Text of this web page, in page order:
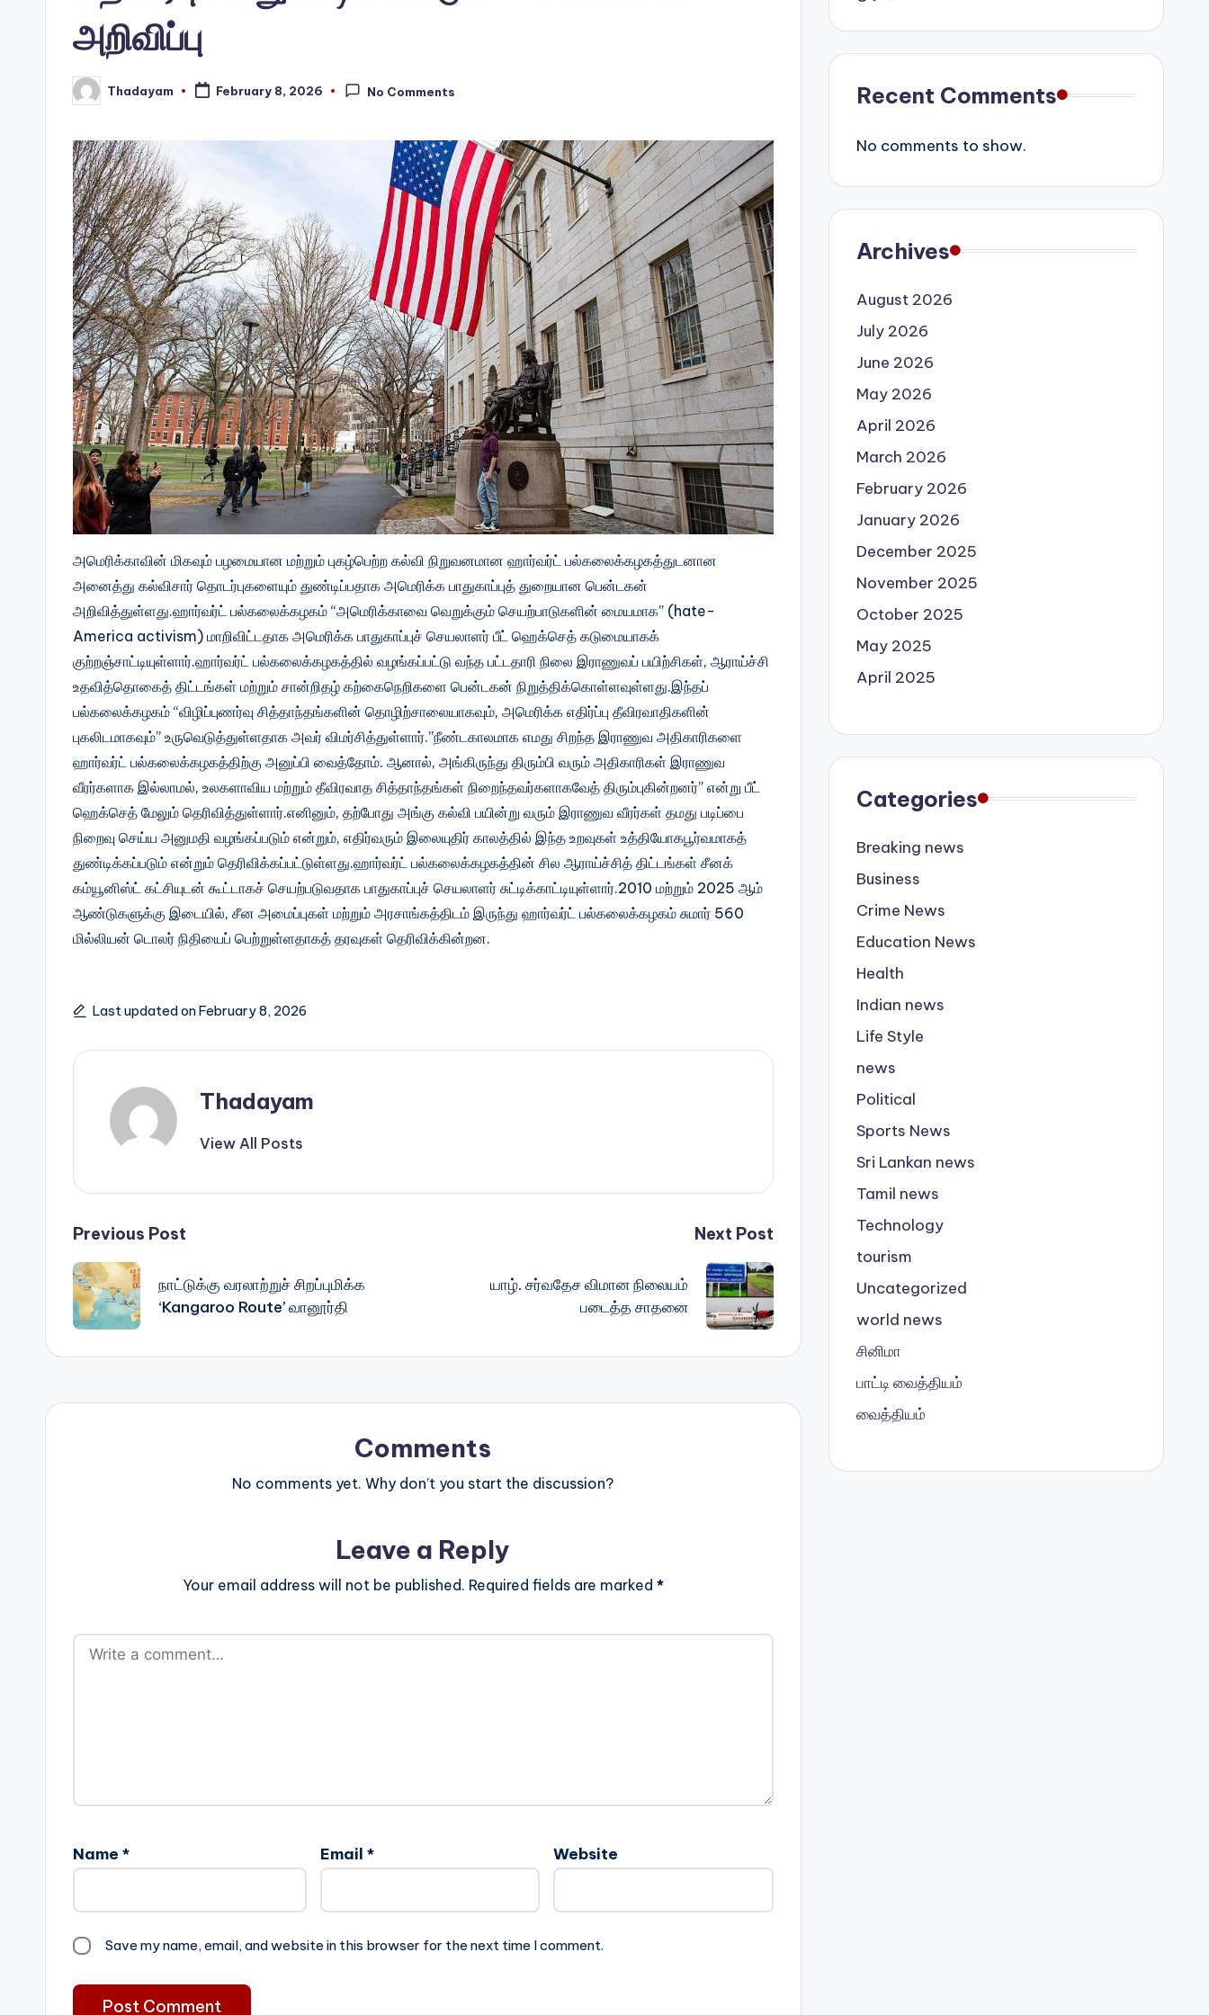
அறிவிப்பு
Posted
by
Thadayam February 8, 2026 No Comments
அமெரிக்காவின் மிகவும் பழமையான மற்றும் புகழ்பெற்ற கல்வி நிறுவனமான ஹார்வர்ட் பல்கலைக்கழகத்துடனான
அனைத்து கல்விசார் தொடர்புகளையும் துண்டிப்பதாக அமெரிக்க பாதுகாப்புத் துறையான பென்டகன்
அறிவித்துள்ளது.ஹார்வர்ட் பல்கலைக்கழகம் “அமெரிக்காவை வெறுக்கும் செயற்பாடுகளின் மையமாக” (hate-
America activism) மாறிவிட்டதாக அமெரிக்க பாதுகாப்புச் செயலாளர் பீட் ஹெக்செத் கடுமையாகக்
குற்றஞ்சாட்டியுள்ளார்.ஹார்வர்ட் பல்கலைக்கழகத்தில் வழங்கப்பட்டு வந்த பட்டதாரி நிலை இராணுவப் பயிற்சிகள், ஆராய்ச்சி
உதவித்தொகைத் திட்டங்கள் மற்றும் சான்றிதழ் கற்கைநெறிகளை பென்டகன் நிறுத்திக்கொள்ளவுள்ளது.இந்தப்
பல்கலைக்கழகம் “விழிப்புணர்வு சித்தாந்தங்களின் தொழிற்சாலையாகவும், அமெரிக்க எதிர்ப்பு தீவிரவாதிகளின்
புகலிடமாகவும்” உருவெடுத்துள்ளதாக அவர் விமர்சித்துள்ளார்.”நீண்டகாலமாக எமது சிறந்த இராணுவ அதிகாரிகளை
ஹார்வர்ட் பல்கலைக்கழகத்திற்கு அனுப்பி வைத்தோம். ஆனால், அங்கிருந்து திரும்பி வரும் அதிகாரிகள் இராணுவ
வீரர்களாக இல்லாமல், உலகளாவிய மற்றும் தீவிரவாத சித்தாந்தங்கள் நிறைந்தவர்களாகவேத் திரும்புகின்றனர்” என்று பீட்
ஹெக்செத் மேலும் தெரிவித்துள்ளார்.எனினும், தற்போது அங்கு கல்வி பயின்று வரும் இராணுவ வீரர்கள் தமது படிப்பை
நிறைவு செய்ய அனுமதி வழங்கப்படும் என்றும், எதிர்வரும் இலையுதிர் காலத்தில் இந்த உறவுகள் உத்தியோகபூர்வமாகத்
துண்டிக்கப்படும் என்றும் தெரிவிக்கப்பட்டுள்ளது.ஹார்வர்ட் பல்கலைக்கழகத்தின் சில ஆராய்ச்சித் திட்டங்கள் சீனக்
கம்யூனிஸ்ட் கட்சியுடன் கூட்டாகச் செயற்படுவதாக பாதுகாப்புச் செயலாளர் சுட்டிக்காட்டியுள்ளார்.2010 மற்றும் 2025 ஆம்
ஆண்டுகளுக்கு இடையில், சீன அமைப்புகள் மற்றும் அரசாங்கத்திடம் இருந்து ஹார்வர்ட் பல்கலைக்கழகம் சுமார் 560
மில்லியன் டொலர் நிதியைப் பெற்றுள்ளதாகத் தரவுகள் தெரிவிக்கின்றன.
Last updated on February 8, 2026
Thadayam
View All Posts
Post
navigation
Previous Post
நாட்டுக்கு வரலாற்றுச் சிறப்புமிக்க
‘Kangaroo Route’ வானூர்தி
Next Post
யாழ். சர்வதேச விமான நிலையம்
படைத்த சாதனை
Comments
No comments yet. Why don’t you start the discussion?
Leave a Reply
Your email address will not be published. Required fields are marked *
Name * Email * Website
Save my name, email, and website in this browser for the next time I comment.
Recent Comments
No comments to show.
Archives
August 2026
July 2026
June 2026
May 2026
April 2026
March 2026
February 2026
January 2026
December 2025
November 2025
October 2025
May 2025
April 2025
Categories
Breaking news
Business
Crime News
Education News
Health
Indian news
Life Style
news
Political
Sports News
Sri Lankan news
Tamil news
Technology
tourism
Uncategorized
world news
சினிமா
பாட்டி வைத்தியம்
வைத்தியம்